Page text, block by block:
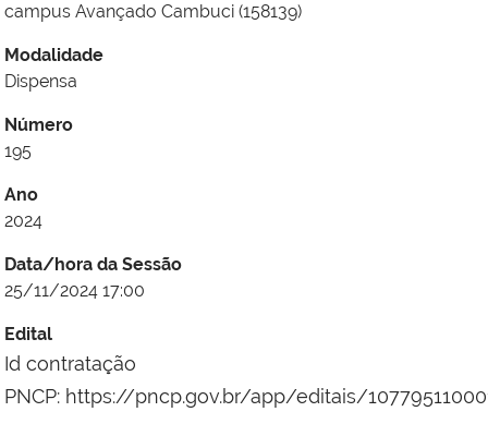
campus Avançado Cambuci (158139)
Modalidade
Dispensa
Número
195
Ano
2024
Data/hora da Sessão
25/11/2024 17:00
Edital
Id contratação
PNCP: https://pncp.gov.br/app/editais/